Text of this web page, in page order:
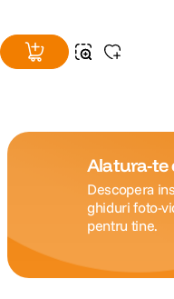
Alatura-te
Descopera
ghiduri foto-
pentru tine.